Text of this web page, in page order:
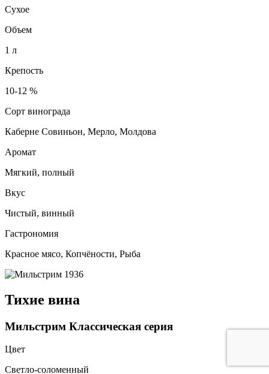
Сухое
Объем
1 л
Крепость
10-12 %
Сорт винограда
Каберне Совиньон, Мерло, Молдова
Аромат
Мягкий, полный
Вкус
Чистый, винный
Гастрономия
Красное мясо, Копчёности, Рыба
Тихие вина
Мильстрим Классическая серия
Цвет
Светло-соломенный